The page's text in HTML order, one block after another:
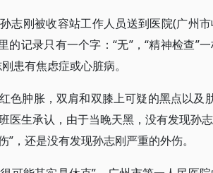
志刚被收容站工作人员送到医院(广州
的记录只有一个字：“无”，“精神检查”
患有焦虑症或心脏病。
色肿胀，双肩和双膝上可疑的黑点以及
医生承认，由于当晚天黑，没有发现孙
，还是没有发现孙志刚严重的外伤。